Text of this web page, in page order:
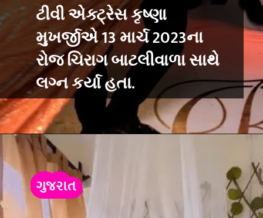
ટીવી એક્ટ્રેસ કૃષ્ણા
મુખર્જીએ 13 માર્ચ 2023ના
રોજ ચિરાગ બાટલીવાળા સાથે
લગ્ન કર્યા હતા.